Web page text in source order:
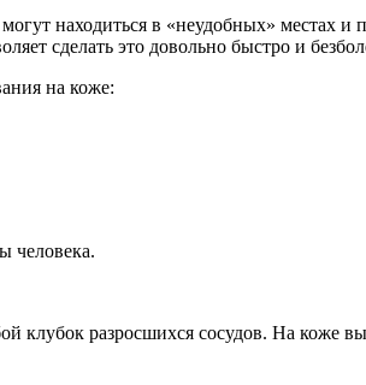
находиться в «неудобных» местах и
сделать это довольно быстро и
на коже:
человека.
клубок разросшихся сосудов. На коже